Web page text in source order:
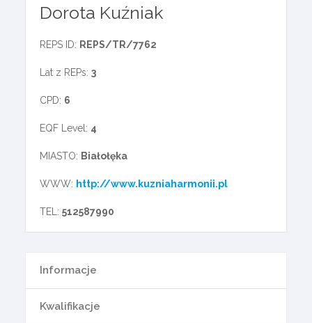
Dorota Kuźniak
REPS ID: REPS/TR/7762
Lat z REPs:3
CPD: 6
EQF Level: 4
MIASTO: Białołęka
WWW: http://www.kuzniaharmonii.pl
TEL:512587990
Informacje
Kwalifikacje